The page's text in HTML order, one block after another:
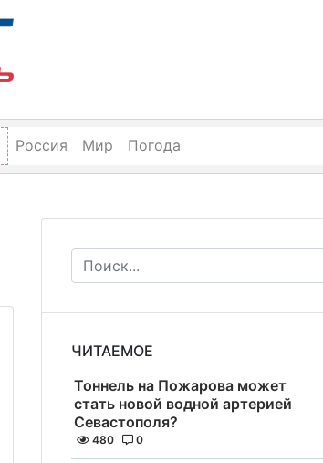
Россия Мир Погода
ЧИТАЕМОЕ
Тоннель на Пожарова может
стать новой водной артерией
Севастополя?
480 0